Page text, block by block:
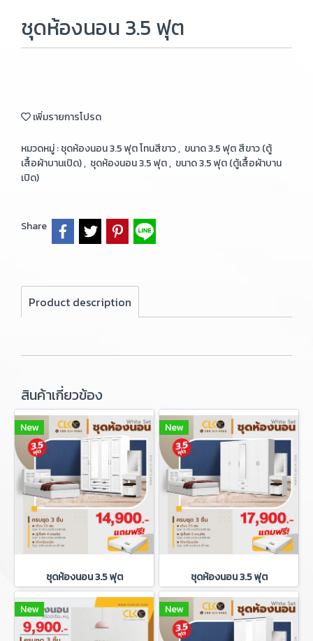
ชุดห้องนอน 3.5 ฟุต
เพิ่มรายการโปรด
หมวดหมู่ :ชุดห้องนอน 3.5 ฟุต โทนสีขาว, ขนาด 3.5 ฟุต สีขาว (ตู้
เสื้อผ้าบานเปิด), ชุดห้องนอน 3.5 ฟุต, ขนาด 3.5 ฟุต (ตู้เสื้อผ้าบาน
เปิด)
Share
Product description
สินค้าเกี่ยวข้อง
New
ชุดห้องนอน 3.5 ฟุต
New
ชุดห้องนอน 3.5 ฟุต
New New